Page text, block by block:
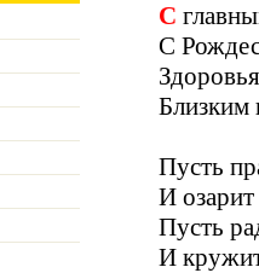
С
С
Близким
Пусть
И озарит
Пусть
И